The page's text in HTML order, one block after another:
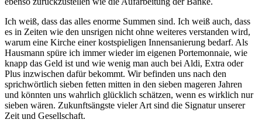
Ich weiß, dass das alles enorme Summen sind. Ich weiß auch, dass
es in Zeiten wie den unsrigen nicht ohne weiteres verstanden wird,
warum eine Kirche einer kostspieligen Innensanierung bedarf. Als
Hausmann spüre ich immer wieder im eigenen Portemonnaie, wie
knapp das Geld ist und wie wenig man auch bei Aldi, Extra oder
Plus inzwischen dafür bekommt. Wir befinden uns nach den
sprichwörtlich sieben fetten mitten in den sieben mageren Jahren
und könnten uns wahrlich glücklich schätzen, wenn es wirklich nur
sieben wären. Zukunftsängste vieler Art sind die Signatur unserer
Zeit und Gesellschaft.